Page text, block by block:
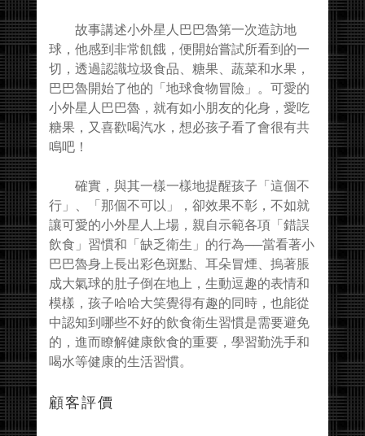
故事講述小外星人巴巴魯第一次造訪地
球，他感到非常飢餓，便開始嘗試所看到的一
切，透過認識垃圾食品、糖果、蔬菜和水果，
巴巴魯開始了他的「地球食物冒險」。可愛的
小外星人巴巴魯，就有如小朋友的化身，愛吃
糖果，又喜歡喝汽水，想必孩子看了會很有共
鳴吧！
確實，與其一樣一樣地提醒孩子「這個不
行」、「那個不可以」，卻效果不彰，不如就
讓可愛的小外星人上場，親自示範各項「錯誤
飲食」習慣和「缺乏衛生」的行為──當看著小
巴巴魯身上長出彩色斑點、耳朵冒煙、摀著脹
成大氣球的肚子倒在地上，生動逗趣的表情和
模樣，孩子哈哈大笑覺得有趣的同時，也能從
中認知到哪些不好的飲食衛生習慣是需要避免
的，進而瞭解健康飲食的重要，學習勤洗手和
喝水等健康的生活習慣。
顧客評價